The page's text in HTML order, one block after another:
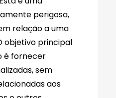
perigosa,
relação a uma
objetivo principal
é fornecer
sem
aos